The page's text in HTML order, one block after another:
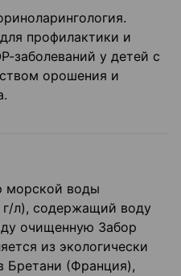
профилактики и
заболеваний у детей с
орошения и
морской воды
г/л), содержащий воду
очищенную Забор
из экологически
Бретани (Франция),